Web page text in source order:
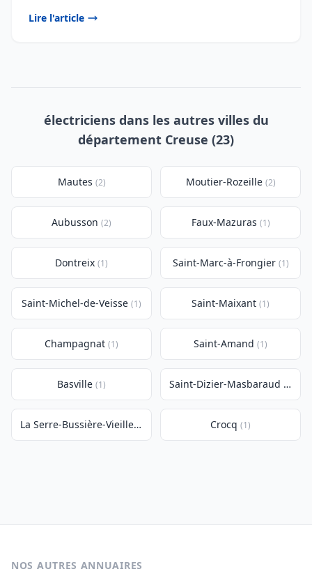
Lire l'article
électriciens dans les autres villes du
département Creuse (23)
Mautes (2) Moutier-Rozeille (2)
Aubusson (2) Faux-Mazuras (1)
Dontreix (1) Saint-Marc-à-Frongier (1)
Saint-Michel-de-Veisse (1) Saint-Maixant (1)
Champagnat (1) Saint-Amand (1)
Basville (1) Saint-Dizier-Masbaraud (1)
La Serre-Bussière-Vieille
(1) Crocq (1)
NOS AUTRES ANNUAIRES